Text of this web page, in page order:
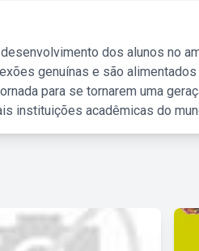
dos alunos no
genuínas e são
para se tornarem uma
instituições acadêmicas do